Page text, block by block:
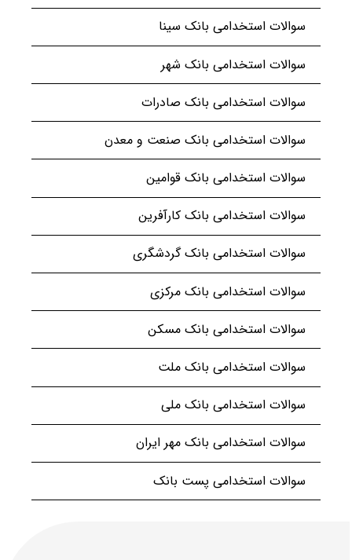
سوالات استخدامی بانک سینا
سوالات استخدامی بانک شهر
سوالات استخدامی بانک صادرات
سوالات استخدامی بانک صنعت و معدن
سوالات استخدامی بانک قوامین
سوالات استخدامی بانک کارآفرین
سوالات استخدامی بانک گردشگری
سوالات استخدامی بانک مرکزی
سوالات استخدامی بانک مسکن
سوالات استخدامی بانک ملت
سوالات استخدامی بانک ملی
سوالات استخدامی بانک مهر ایران
سوالات استخدامی پست بانک